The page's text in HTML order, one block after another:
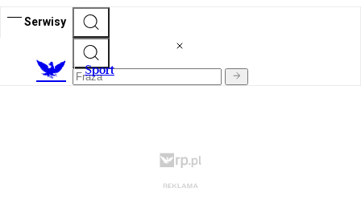
Serwisy
Sport